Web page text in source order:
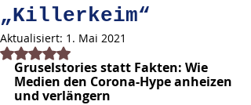
„Killerkeim“
Aktualisiert: 1. Mai 2021
Mit NaN von 5 Sternen bewertet.
Gruselstories statt Fakten: Wie
Medien den Corona-Hype anheizen
und verlängern